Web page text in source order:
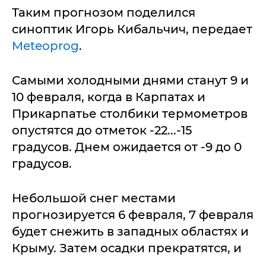
Таким прогнозом поделился
синоптик Игорь Кибальчич, передает
Meteoprog.
Самыми холодными днями станут 9 и
10 февраля, когда в Карпатах и
Прикарпатье столбики термометров
опустятся до отметок -22...-15
градусов. Днем ожидается от -9 до 0
градусов.
Небольшой снег местами
прогнозируется 6 февраля, 7 февраля
будет снежить в западных областях и
Крыму. Затем осадки прекратятся, и